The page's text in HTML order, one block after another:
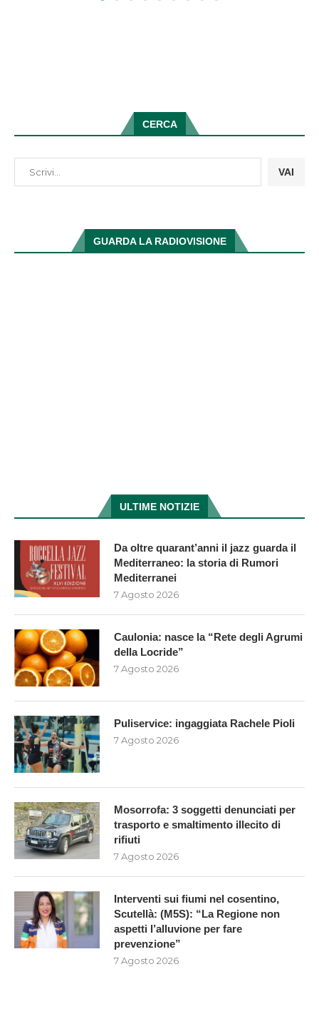
CERCA
VAI
GUARDA LA RADIOVISIONE
ULTIME NOTIZIE
Da oltre quarant’anni il jazz guarda il
Mediterraneo: la storia di Rumori
Mediterranei
7 Agosto 2026
Caulonia: nasce la “Rete degli Agrumi
della Locride”
7 Agosto 2026
Puliservice: ingaggiata Rachele Pioli
7 Agosto 2026
Mosorrofa: 3 soggetti denunciati per
trasporto e smaltimento illecito di
rifiuti
7 Agosto 2026
Interventi sui fiumi nel cosentino,
Scutellà: (M5S): “La Regione non
aspetti l’alluvione per fare
prevenzione”
7 Agosto 2026